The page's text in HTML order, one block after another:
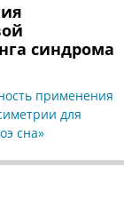
синдрома
применения
для
сна»